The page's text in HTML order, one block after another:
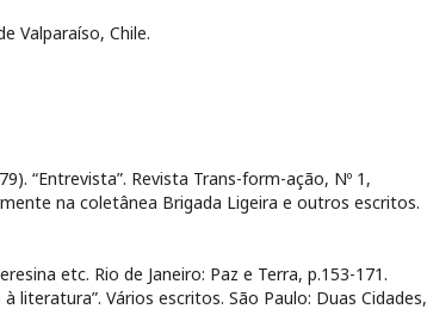
Valparaíso, Chile.
“Entrevista”. Revista Trans-form-ação, Nº 1,
na coletânea Brigada Ligeira e outros escritos.
etc. Rio de Janeiro: Paz e Terra, p.153-171.
literatura”. Vários escritos. São Paulo: Duas Cidades,